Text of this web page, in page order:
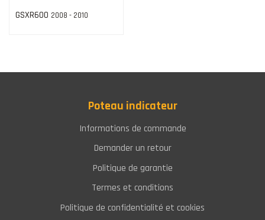
GSXR600 2008 - 2010
Poteau indicateur
Informations de commande
Demander un retour
Politique de garantie
Termes et conditions
Politique de confidentialité et cookies